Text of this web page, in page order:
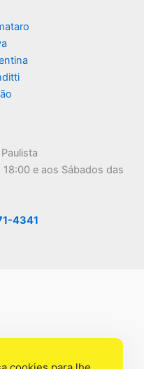
e aos Sábados das
4341